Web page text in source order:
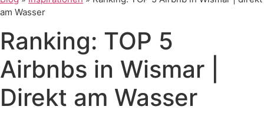
am Wasser
Ranking: TOP 5
Airbnbs in Wismar |
Direkt am Wasser